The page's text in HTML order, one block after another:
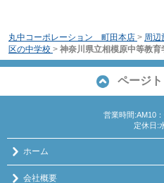
丸中コーポレーション 町田本店 > 周辺
区の中学校 > 神奈川県立相模原中等教育
ページ
営業時間:AM10
定休日:
ホーム
会社概要